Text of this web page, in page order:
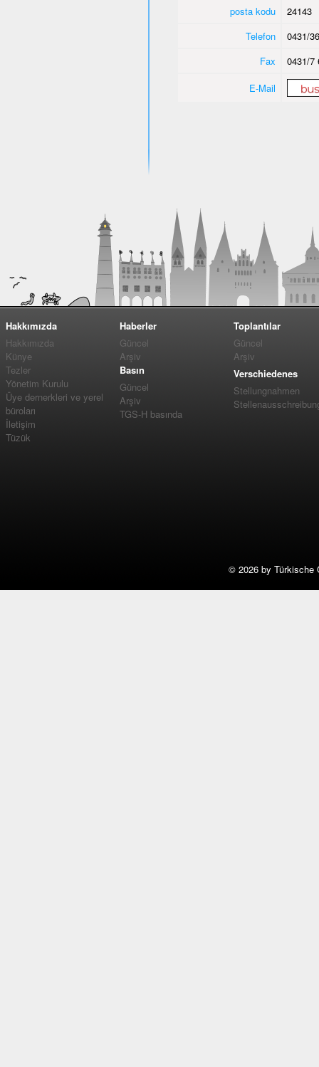
posta kodu
24143
Telefon
0431/
Fax
0431/7
E-Mail
Hakkımızda
Hakkımızda
Künye
Tezler
Yönetim Kurulu
Üye dernerkleri ve yerel
büroları
İletişim
Tüzük
Haberler
Güncel
Arşiv
Basın
Güncel
Arşiv
TGS-H basında
Toplantılar
Güncel
Arşiv
Verschiedenes
Stellungnahmen
© 2026 by Türkische